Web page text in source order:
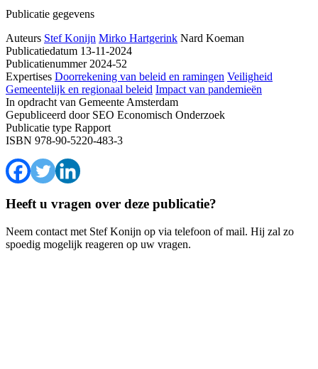
Publicatie gegevens
Auteurs Stef Konijn Mirko Hartgerink Nard Koeman
Publicatiedatum 13-11-2024
Publicatienummer2024-52
Expertises Doorrekening van beleid en ramingen Veiligheid
Gemeentelijk en regionaal beleid Impact van pandemieën
In opdracht van Gemeente Amsterdam
Gepubliceerd doorSEO Economisch Onderzoek
Publicatie type Rapport
ISBN 978-90-5220-483-3
Heeft u vragen over deze publicatie?
Neem contact met Stef Konijn op via telefoon of mail. Hij zal zo
spoedig mogelijk reageren op uw vragen.